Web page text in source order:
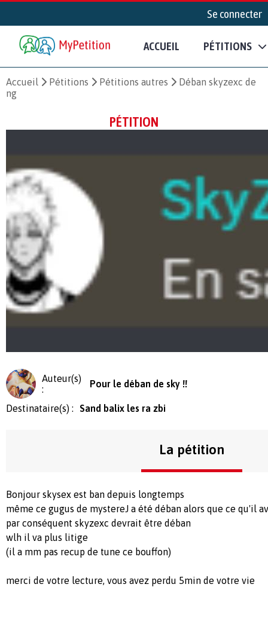
Se connecter
ACCUEIL PÉTITIONS
Accueil Pétitions Pétitions autres
Déban skyzexc de
ng
PÉTITION
Auteur(s)
:
Pour le déban de sky !!
Destinataire(s) : Sand balix les ra zbi
La pétition
Bonjour skysex est ban depuis longtemps
même ce gugus de mystereJ a été déban alors que ce qu'il
par conséquent skyzexc devrait être déban
wlh il va plus litige
(il a mm pas recup de tune ce bouffon)
merci de votre lecture, vous avez perdu 5min de votre vie